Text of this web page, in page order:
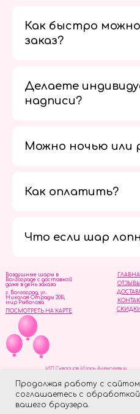
Продолжая работу с
соглашаетесь с
вашего браузера.
Как быстро
заказ?
Делаете
надписи?
Можно ночью или
Как оплатить?
Что если шар
ОТЗЫВЫ
Воздушные шары в
Волгограде с доставкой
даже в день заказа
г. Волгоград, ул.
Николая Отрады 20Б,
мир Рыболова
ПОСМОТРЕТЬ НА КАРТЕ
ИП Скворцов Игорь Алексеевич
Made on